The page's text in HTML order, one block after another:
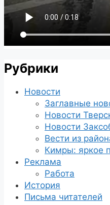
Рубрики
Новости
Заглавные
Новости
Новости
Вести из
Кимры: яркое
Реклама
Работа
История
Письма читателей